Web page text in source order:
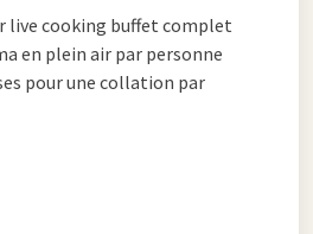
ans (chaise longue): €10,95 par
météorologiques
sera annulé et les billets seront
live cooking buffet complet
en plein air par personne
pour une collation par